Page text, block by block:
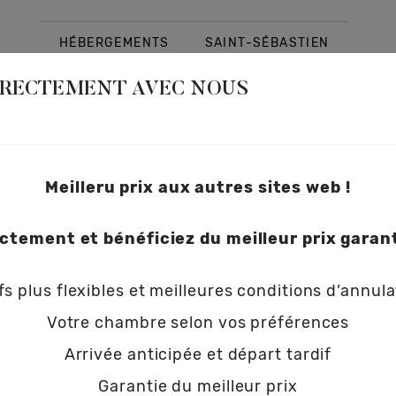
HÉBERGEMENTS SAINT-SÉBASTIEN
CONTACT GUIDE NICOLASA
BOUTIQUE
Faites comme chez vous
BOUTIQUE
Faites comme chez vous
BOUTIQUE
Faites comme chez vous
BOUTIQUE
Faites comme chez vous
BOUTIQUE
Faites comme chez vous
AVEC NOUS
Meilleru prix aux autres sites web !
et bénéficiez du meilleur prix
plus flexibles et meilleures conditions
Votre chambre selon vos préférences
Arrivée anticipée et départ tardif
Garantie du meilleur prix